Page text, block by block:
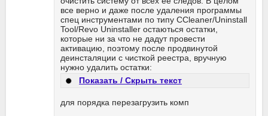
все верно и даже после удаления программы
спец инструментами по типу CCleaner/Uninstall
Tool/Revo Uninstaller остаються остатки,
которые ни за что не дадут провести
активацию, поэтому после продвинутой
деинсталяции с чисткой реестра, вручную
нужно удалить остатки:
Показать / Скрыть текст
для порядка перезагрузить комп